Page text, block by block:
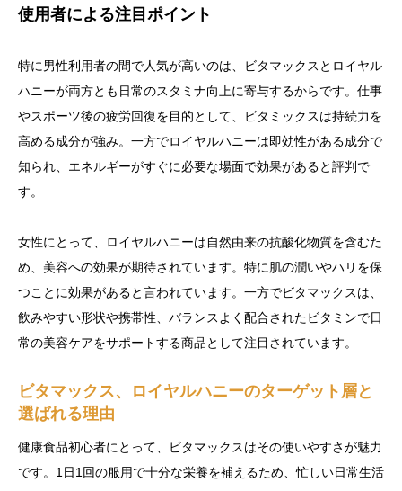
使用者による注目ポイント
特に男性利用者の間で人気が高いのは、ビタマックスとロイヤル
ハニーが両方とも日常のスタミナ向上に寄与するからです。仕事
やスポーツ後の疲労回復を目的として、ビタミックスは持続力を
高める成分が強み。一方でロイヤルハニーは即効性がある成分で
知られ、エネルギーがすぐに必要な場面で効果があると評判で
す。
女性にとって、ロイヤルハニーは自然由来の抗酸化物質を含むた
め、美容への効果が期待されています。特に肌の潤いやハリを保
つことに効果があると言われています。一方でビタマックスは、
飲みやすい形状や携帯性、バランスよく配合されたビタミンで日
常の美容ケアをサポートする商品として注目されています。
ビタマックス、ロイヤルハニーのターゲット層と
選ばれる理由
健康食品初心者にとって、ビタマックスはその使いやすさが魅力
です。1日1回の服用で十分な栄養を補えるため、忙しい日常生活